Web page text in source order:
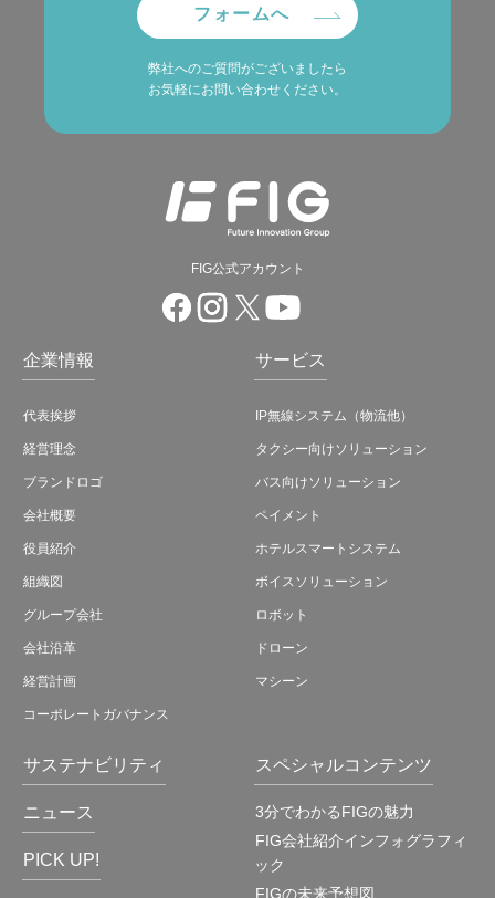
フォームへ
弊社へのご質問がございましたら
お気軽にお問い合わせください。
FIG公式アカウント
企業情報
代表挨拶
経営理念
ブランドロゴ
会社概要
役員紹介
組織図
グループ会社
会社沿革
経営計画
コーポレートガバナンス
サービス
IP無線システム（物流他）
タクシー向けソリューション
バス向けソリューション
ペイメント
ホテルスマートシステム
ボイスソリューション
ロボット
ドローン
マシーン
サステナビリティ
ニュース
PICK UP!
スペシャルコンテンツ
3分でわかるFIGの魅力
FIG会社紹介インフォグラフィ
ック
FIGの未来予想図